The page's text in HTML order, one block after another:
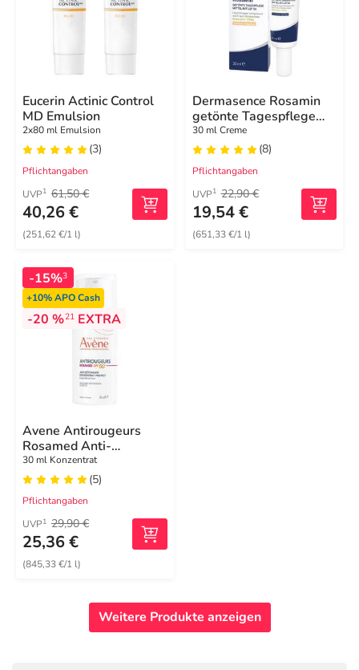
Eucerin Actinic Control
MD Emulsion
2x80 ml Emulsion
(3)
Pflichtangaben
UVP1 61,50 €
40,26 €
(251,62 €/1 l)
Dermasence Rosamin
getönte Tagespflege
mittel LSF 50 Creme
30 ml Creme
(8)
Pflichtangaben
UVP1 22,90 €
19,54 €
(651,33 €/1 l)
-15%3
+10%APO Cash
-20 %21EXTRA
Avene Antirougeurs
Rosamed Anti-
Rötungen Konzentrat
SPF 50 +
30 ml Konzentrat
(5)
Pflichtangaben
UVP1 29,90 €
25,36 €
(845,33 €/1 l)
Weitere Produkte anzeigen